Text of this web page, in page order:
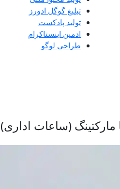
تبلیغ گوگل ادورز
تولید پادکست
ادمین اینستاکرام
طراحی لوگو
مارکتینگ (ساعات اداری)